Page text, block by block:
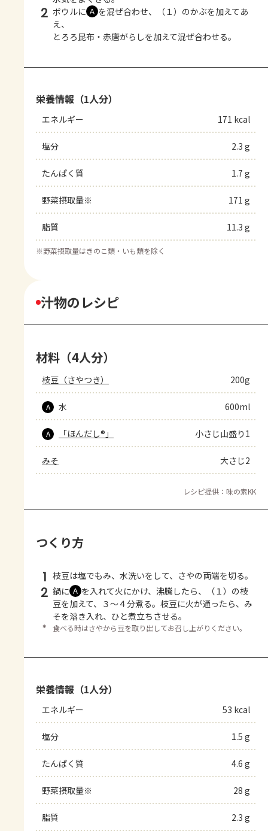
2 ボウルに Ａ を混ぜ合わせ、（１）のかぶを加えてあ
え、
とろろ昆布・赤唐がらしを加えて混ぜ合わせる。
栄養情報（1人分）
エネルギー 171 kcal
塩分 2.3 g
たんぱく質 1.7 g
野菜摂取量※ 171 g
脂質 11.3 g
※野菜摂取量はきのこ類・いも類を除く
汁物のレシピ
材料（4人分）
枝豆（さやつき） 200g
A 水 600ml
A 「ほんだし®」 小さじ山盛り1
みそ 大さじ2
レシピ提供：味の素KK
つくり方
1 枝豆は塩でもみ、水洗いをして、さやの両端を切る。
2 鍋に Ａ を入れて火にかけ、沸騰したら、（１）の枝
豆を加えて、３～４分煮る。枝豆に火が通ったら、み
そを溶き入れ、ひと煮立ちさせる。
＊ 食べる時はさやから豆を取り出してお召し上がりください。
栄養情報（1人分）
エネルギー 53 kcal
塩分 1.5 g
たんぱく質 4.6 g
野菜摂取量※ 28 g
脂質 2.3 g